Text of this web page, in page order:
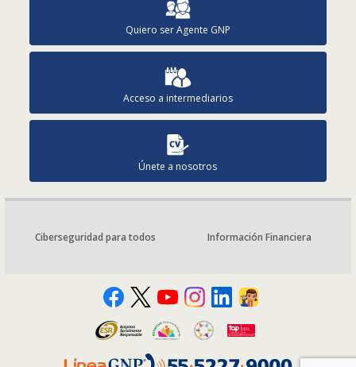
Quiero ser Agente GNP
Acceso a intermediarios
Únete a nosotros
Ciberseguridad para todos Información Financiera